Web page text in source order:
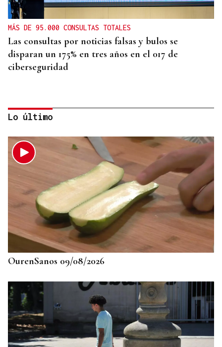
MÁS DE 95.000 CONSULTAS TOTALES
Las consultas por noticias falsas y bulos se
disparan un 175% en tres años en el 017 de
ciberseguridad
725 PLAZAS EN GALICIA
Récord histórico de plazas de Formación Sanitaria
Especializada en 2027: fechas y claves de la
convocatoria
Lo último
OurenSanos 09/08/2026